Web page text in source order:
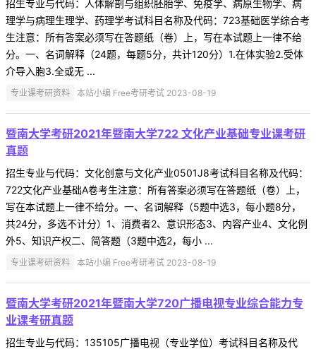
招生专业与代码：人体解剖与组织胚胎学、免疫学、病原生物学、病
理学与病理生理学、药理学考试科目名称及代码：723基础医学综合考
生注意：所有答案必须写在答题纸（卷）上，写在本试题上一律不给
分。一、名词解释（24题，每题5分，共计120分）1.在体实验2.受体
介导入胞3.全或无 ...
专业课考研资料 本站小编 Free考研考试 2023-08-19
暨南大学考研2021年暨南大学722 文化产业基础专业课考研
真题
招生专业与代码：文化创意与文化产业0501J8考试科目名称及代码：
722文化产业基础A卷考生注意：所有答案必须写在答题纸（卷）上，
写在本试题上一律不给分。一、名词解释（5题中选3，每小题8分，
共24分，多选不计分）1、消费者2、意识形态3、内容产业4、文化例
外5、知识产权二、简答题（3题中选2，每小 ...
专业课考研资料 本站小编 Free考研考试 2023-08-19
暨南大学考研2021年暨南大学720广播电视专业综合能力专
业课考研真题
招生专业与代码：135105广播电视（专业学位）考试科目名称及代